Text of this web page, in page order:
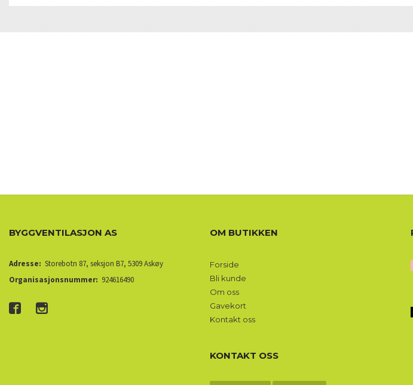
BYGGVENTILASJON AS
Adresse: Storebotn 87, seksjon B7, 5309 Askøy
Organisasjonsnummer: 924616490
OM BUTIKKEN
Forside
Bli kunde
Om oss
Gavekort
Kontakt oss
KONTAKT OSS